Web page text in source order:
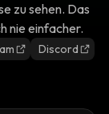
zu sehen. Das
nie einfacher.
Discord